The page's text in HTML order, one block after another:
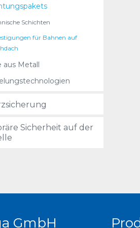
Schichten
für Bahnen auf
aus Metall
Sicherheit auf der
GmbH